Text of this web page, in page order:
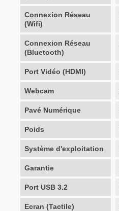
Connexion Réseau
(Wifi)
Connexion Réseau
(Bluetooth)
Port Vidéo (HDMI)
Webcam
Pavé Numérique
Poids
Système d'exploitation
Garantie
Port USB 3.2
Ecran (Tactile)